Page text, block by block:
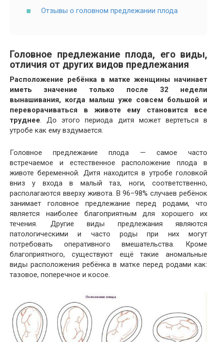
Отзывы о головном предлежании плода
Головное предлежание плода, его виды,
отличия от других видов предлежания
Расположение ребёнка в матке женщины начинает
иметь значение только после 32 недели
вынашивания, когда малыш уже совсем большой и
переворачиваться в животе ему становится все
труднее . До этого периода дитя может вертеться в
утробе как ему вздумается.
Головное предлежание плода — самое часто
встречаемое и естественное расположение плода в
животе беременной. Дитя находится в утробе головкой
вниз у входа в малый таз, ноги, соответственно,
располагаются вверху живота. В 96–98% случаев ребёнок
занимает головное предлежание перед родами, что
является наиболее благоприятным для хорошего их
течения. Другие виды предлежания являются
патологическими и часто роды при них могут
потребовать оперативного вмешательства. Кроме
благоприятного, существуют ещё такие аномальные
виды расположения ребёнка в матке перед родами как:
тазовое, поперечное и косое.